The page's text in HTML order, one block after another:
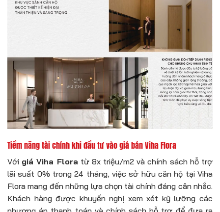
Tiềm năng tài chính khi đầu tư vào giá bán Viha Flora
Với giá Viha Flora từ 8x triệu/m2 và chính sách hỗ trợ
lãi suất 0% trong 24 tháng, việc sở hữu căn hộ tại Viha
Flora mang đến những lựa chọn tài chính đáng cân nhắc.
Khách hàng được khuyến nghị xem xét kỹ lưỡng các